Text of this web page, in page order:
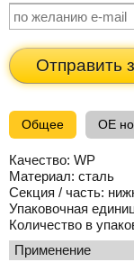
Отправить
Общее OE
Качество: WP
Материал: сталь
Секция / часть:
Упаковочная
Количество в
применение